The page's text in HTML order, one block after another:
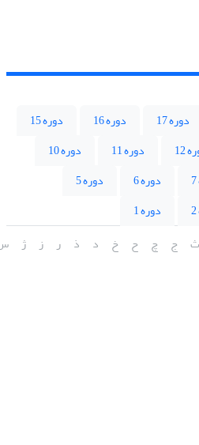
دوره 17 دوره 16
دوره 15
12 دوره 11
دوره 10
دوره 6
دوره 5
دوره 1
ث ج چ ح خ د ذ ر ز ژ